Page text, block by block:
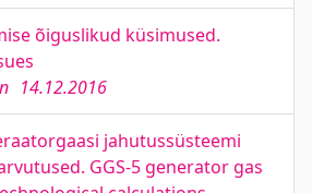
õiguslikud küsimused.
14.12.2016
jahutussüsteemi
GGS-5 generator gas